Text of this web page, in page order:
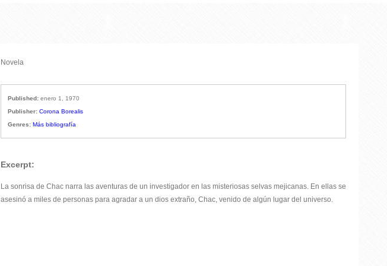
Novela
Published: enero 1, 1970
Publisher: Corona Borealis
Genres: Más bibliografía
Excerpt:
La sonrisa de Chac narra las aventuras de un investigador en las misteriosas selvas mejicanas. En ellas se
asesinó a miles de personas para agradar a un dios extraño, Chac, venido de algún lugar del universo.